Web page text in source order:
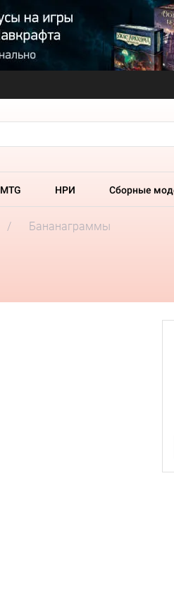
MTG НРИ Сборные
Бананаграммы